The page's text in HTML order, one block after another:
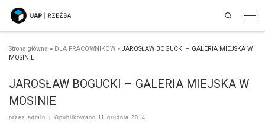
Przejdź do treści
Search
Strona główna » DLA PRACOWNIKÓW » JAROSŁAW BOGUCKI – GALERIA MIEJSKA W
MOSINIE
JAROSŁAW BOGUCKI – GALERIA MIEJSKA W
MOSINIE
przez admin Opublikowano 11 grudnia 2014